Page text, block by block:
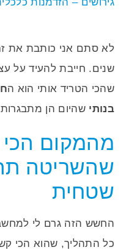
שנים. חייבת להעיד על
שהכי הטריד אותי הוא ה
בנותי שהיום הן
מהמקום הכי
שהשריטה
שטחית
החשש הזה גרם לי
כל התהליך, שהוא הכי